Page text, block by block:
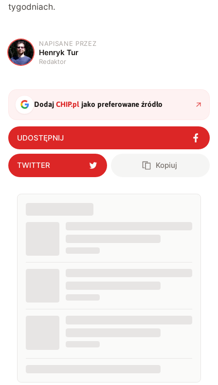
tygodniach.
H
NAPISANE PRZEZ
Henryk Tur
Redaktor
DodajCHIP.pl jako preferowane źródło
UDOSTĘPNIJ
TWITTER Kopiuj